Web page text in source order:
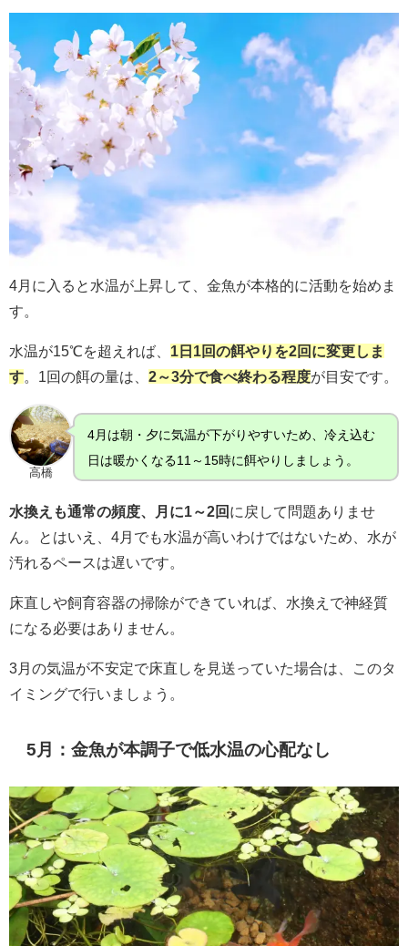
4月に入ると水温が上昇して、金魚が本格的に活動を始めま
す。
水温が15℃を超えれば、 1日1回の餌やりを2回に変更しま
す。1回の餌の量は、 2～3分で食べ終わる程度が目安です。
高橋
4月は朝・夕に気温が下がりやすいため、冷え込む
日は暖かくなる11～15時に餌やりしましょう。
水換えも通常の頻度、月に1～2回 に戻して問題ありませ
ん。とはいえ、4月でも水温が高いわけではないため、水が
汚れるペースは遅いです。
床直しや飼育容器の掃除ができていれば、水換えで神経質
になる必要はありません。
3月の気温が不安定で床直しを見送っていた場合は、このタ
イミングで行いましょう。
5月：金魚が本調子で低水温の心配なし